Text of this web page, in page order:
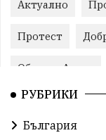
Актуално
Протест
Община Аврен
Финанси
Театър Спорт
РУБРИКИ
България